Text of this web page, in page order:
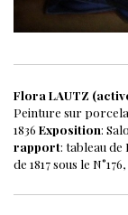
Flora LAUTZ
Peinture sur
1836 Exposition:
rapport: tableau de
de 1817 sous le